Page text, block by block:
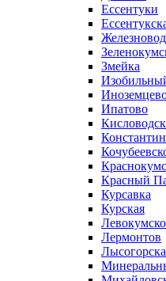
Ессентуки
Змейка
Ипатово
Кисловодск
Красный
Курсавка
Курская
Лермонтов